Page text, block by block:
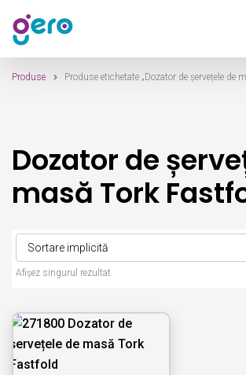
Sari
la
navigare
Sari
la
conținut
Produse
Contact
Produse Produse etichetate „Dozator de șervețele de
Dozator de
masă Tork
Afișez singurul rezultat